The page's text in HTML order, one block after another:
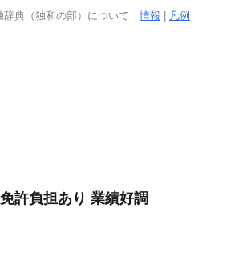
辞典（独和の部）について情報 | 凡例
許負担あり 業績好調